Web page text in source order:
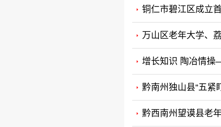
铜仁市碧江区成立
万山区老年大学、
增长知识 陶冶情操
黔南州独山县“五紧
黔西南州望谟县老